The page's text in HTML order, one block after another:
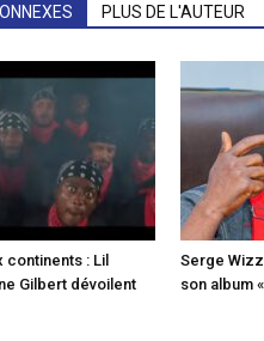
PLUS DE L'AUTEUR
continents : Lil
Gilbert dévoilent
Serge
son album